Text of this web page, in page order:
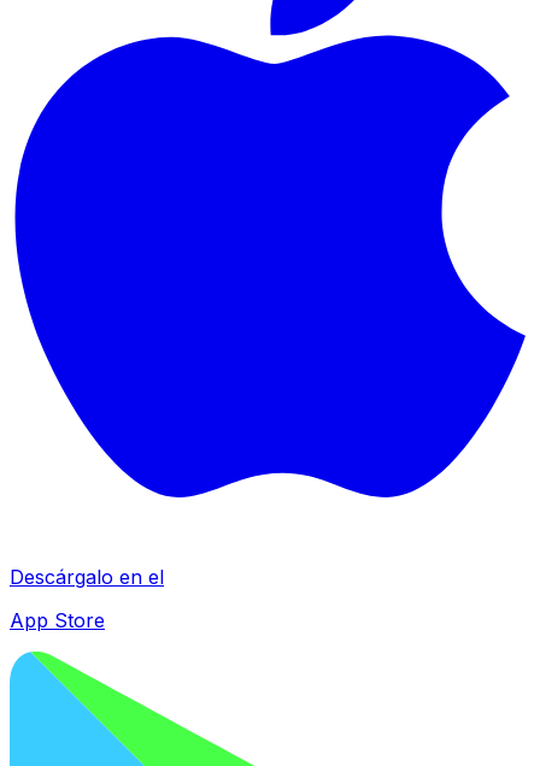
Descárgalo en el
App Store